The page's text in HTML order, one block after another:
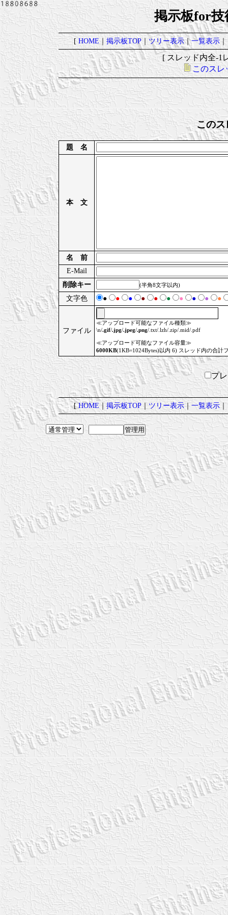
掲示板for技
[HOME｜掲示板TOP｜ツリー表示｜一覧表示｜
[ スレッド内全-
このスレ
このス
題 名
本 文
名 前
E-Mail
削除キー
(半角8文字以内)
文字色 ● ● ● ● ● ● ● ● ● ●
ファイル
≪アップロード可能なファイル種類≫
\n/.gif/.jpg/.jpeg/.png/.txt/.lzh/.zip/.mid/.pdf
≪アップロード可能なファイル容量≫
6000KB(1KB=1024Bytes)以内 6) スレッド内の合計
プ
[HOME｜掲示板TOP｜ツリー表示｜一覧表示｜